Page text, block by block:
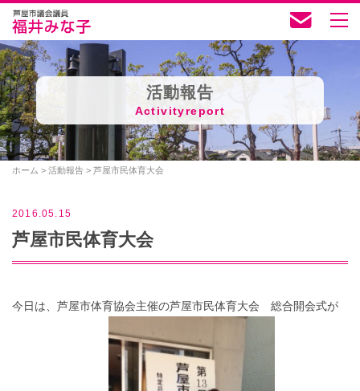
活動報告
Activityreport
ホーム > 活動報告 > 芦屋市民体育大会
2016.05.15
芦屋市民体育大会
今日は、芦屋市体育協会主催の芦屋市民体育大会 総合開会式が